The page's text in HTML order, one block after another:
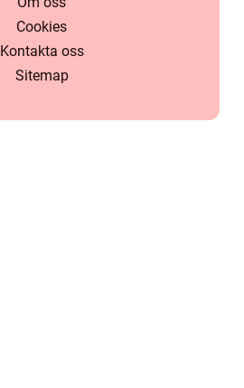
Cookies
Kontakta oss
Sitemap